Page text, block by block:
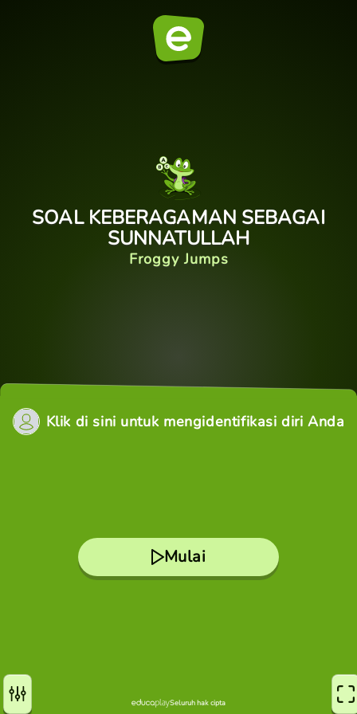
SOAL KEBERAGAMAN SEBAGAI
SUNNATULLAH
Froggy Jumps
Klik di sini untuk mengidentifikasi diri Anda
Mulai
Seluruh hak cipta